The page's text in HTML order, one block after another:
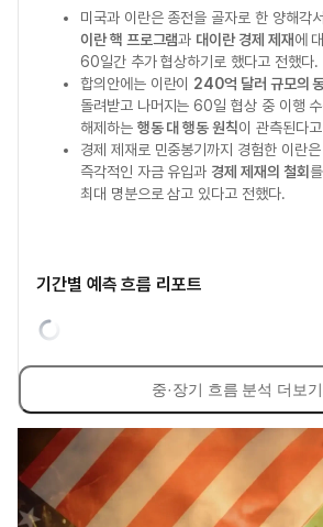
미국과 이란은 종전을 골자로 한 양해각
이란 핵 프로그램과 대이란 경제 제재에
60일간 추가 협상하기로 했다고 전했다.
합의안에는 이란이 240억 달러 규모의
돌려받고 나머지는 60일 협상 중 이행
해제하는 행동 대 행동 원칙이 관측된다
경제 제재로 민중봉기까지 경험한 이란
즉각적인 자금 유입과 경제 제재의 철회
최대 명분으로 삼고 있다고 전했다.
기간별 예측 흐름 리포트
중·장기 흐름 분석 더보기